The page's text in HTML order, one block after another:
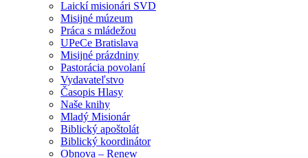
Laickí misionári SVD
Misijné múzeum
Práca s mládežou
UPeCe Bratislava
Misijné prázdniny
Pastorácia povolaní
Vydavateľstvo
Časopis Hlasy
Naše knihy
Mladý Misionár
Biblický apoštolát
Biblický koordinátor
Obnova – Renew